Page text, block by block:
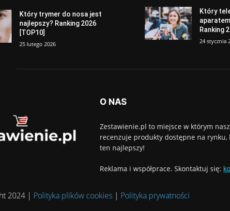
Który trymer do nosa jest
najlepszy? Ranking 2026
[TOP10]
25 lutego 2026
Który
Ranking
24 stycznia
O NAS
Zestawienie.pl to miejsce w którym
recenzuje produkty dostępne na rynku,
ten najlepszy!
Reklama i współprace. Skontaktuj się:
2024 | Polityka plików cookies | Polityka prywatności